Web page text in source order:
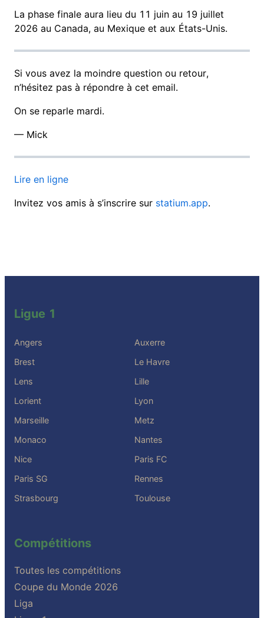
La phase finale aura lieu du 11 juin au 19 juillet
2026 au Canada, au Mexique et aux États-Unis.
Si vous avez la moindre question ou retour,
n’hésitez pas à répondre à cet email.
On se reparle mardi.
— Mick
Lire en ligne
Invitez vos amis à s’inscrire sur statium.app.
Ligue 1
Angers
Auxerre
Brest
Le Havre
Lens
Lille
Lorient
Lyon
Marseille
Metz
Monaco
Nantes
Nice
Paris FC
Paris SG
Rennes
Strasbourg
Toulouse
Compétitions
Toutes les compétitions
Coupe du Monde 2026
Liga